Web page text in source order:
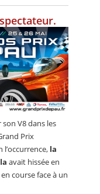
V8 dans les
Prix
l’occurrence, la
avait hissée en
course face à un